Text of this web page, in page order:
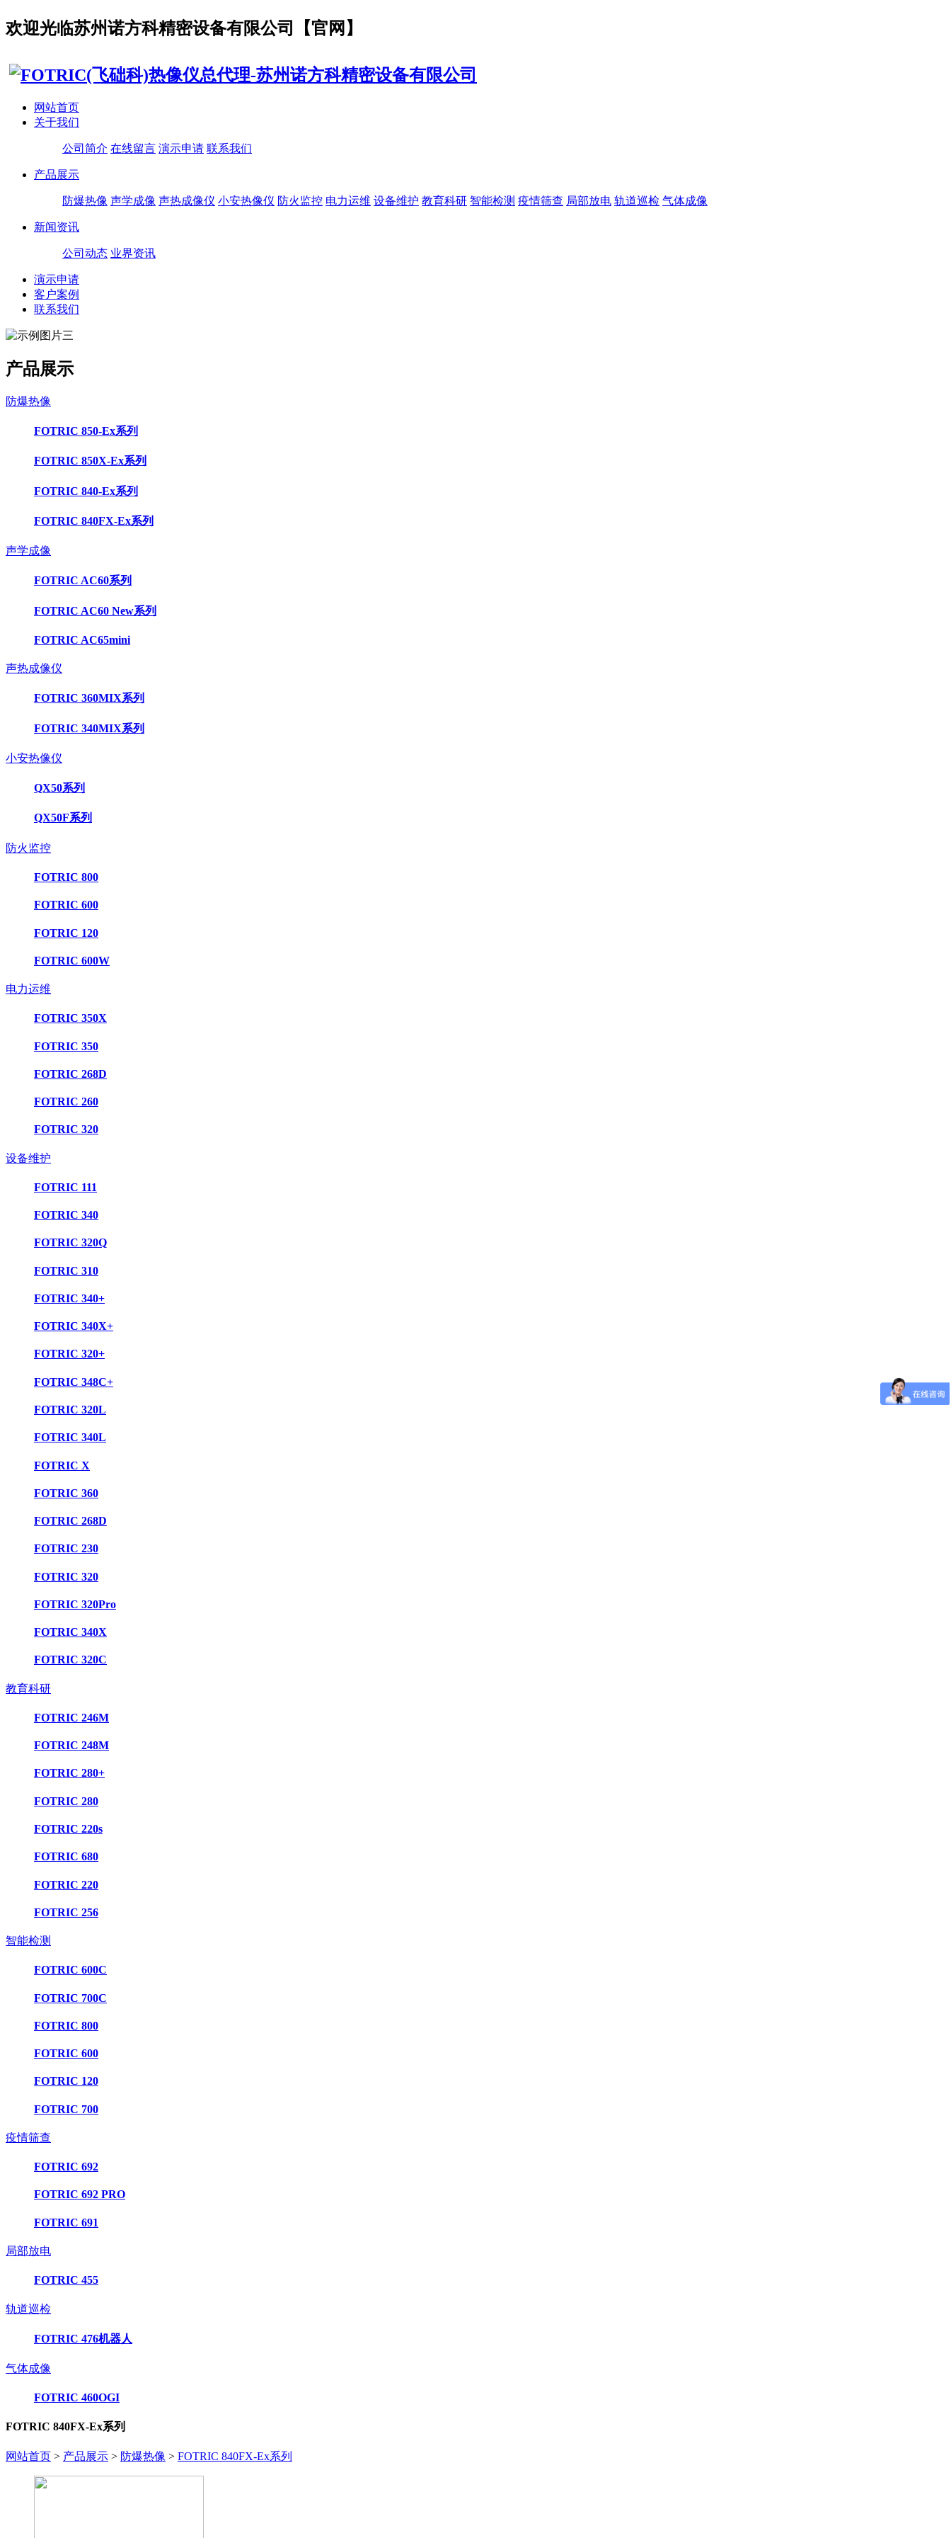
欢迎光临苏州诺方科精密设备有限公司【官网 】
网站首页
关于我们
公司简介 在线留言 演示申请 联系我们
产品展示
防爆热像 声学成像 声热成像仪 小安热像仪 防火监控 电力运维 设备维护 教育科研 智能检测 疫情筛查 局部放电 轨道巡检 气体成像
新闻资讯
公司动态 业界资讯
演示申请
客户案例
联系我们
产品展示
防爆热像
FOTRIC 850-Ex系列
FOTRIC 850X-Ex系列
FOTRIC 840-Ex系列
FOTRIC 840FX-Ex系列
声学成像
FOTRIC AC60系列
FOTRIC AC60 New系列
FOTRIC AC65mini
声热成像仪
FOTRIC 360MIX系列
FOTRIC 340MIX系列
小安热像仪
QX50系列
QX50F系列
防火监控
FOTRIC 800
FOTRIC 600
FOTRIC 120
FOTRIC 600W
电力运维
FOTRIC 350X
FOTRIC 350
FOTRIC 268D
FOTRIC 260
FOTRIC 320
设备维护
FOTRIC 111
FOTRIC 340
FOTRIC 320Q
FOTRIC 310
FOTRIC 340+
FOTRIC 340X+
FOTRIC 320+
FOTRIC 348C+
FOTRIC 320L
FOTRIC 340L
FOTRIC X
FOTRIC 360
FOTRIC 268D
FOTRIC 230
FOTRIC 320
FOTRIC 320Pro
FOTRIC 340X
FOTRIC 320C
教育科研
FOTRIC 246M
FOTRIC 248M
FOTRIC 280+
FOTRIC 280
FOTRIC 220s
FOTRIC 680
FOTRIC 220
FOTRIC 256
智能检测
FOTRIC 600C
FOTRIC 700C
FOTRIC 800
FOTRIC 600
FOTRIC 120
FOTRIC 700
疫情筛查
FOTRIC 692
FOTRIC 692 PRO
FOTRIC 691
局部放电
FOTRIC 455
轨道巡检
FOTRIC 476机器人
气体成像
FOTRIC 460OGI
FOTRIC 840FX-Ex系列
网站首页 > 产品展示 > 防爆热像 > FOTRIC 840FX-Ex系列